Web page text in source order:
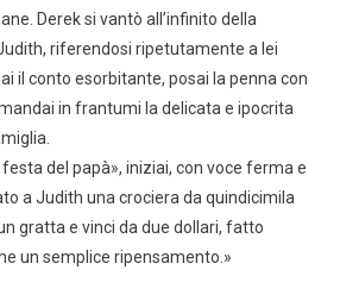
Derek si vantò all’infinito della
riferendosi ripetutamente a lei
il conto esorbitante, posai la penna con
in frantumi la delicata e ipocrita
del papà», iniziai, con voce ferma e
a Judith una crociera da quindicimila
gratta e vinci da due dollari, fatto
un semplice ripensamento.»